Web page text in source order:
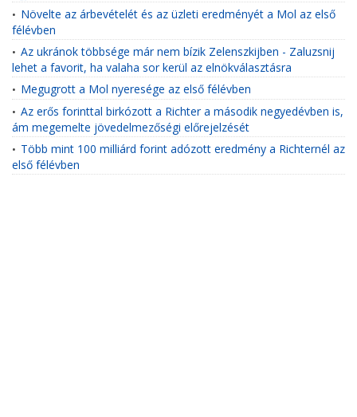
• Növelte az árbevételét és az üzleti eredményét a Mol az első
félévben
• Az ukránok többsége már nem bízik Zelenszkijben - Zaluzsnij
lehet a favorit, ha valaha sor kerül az elnökválasztásra
• Megugrott a Mol nyeresége az első félévben
• Az erős forinttal birkózott a Richter a második negyedévben is,
ám megemelte jövedelmezőségi előrejelzését
• Több mint 100 milliárd forint adózott eredmény a Richternél az
első félévben